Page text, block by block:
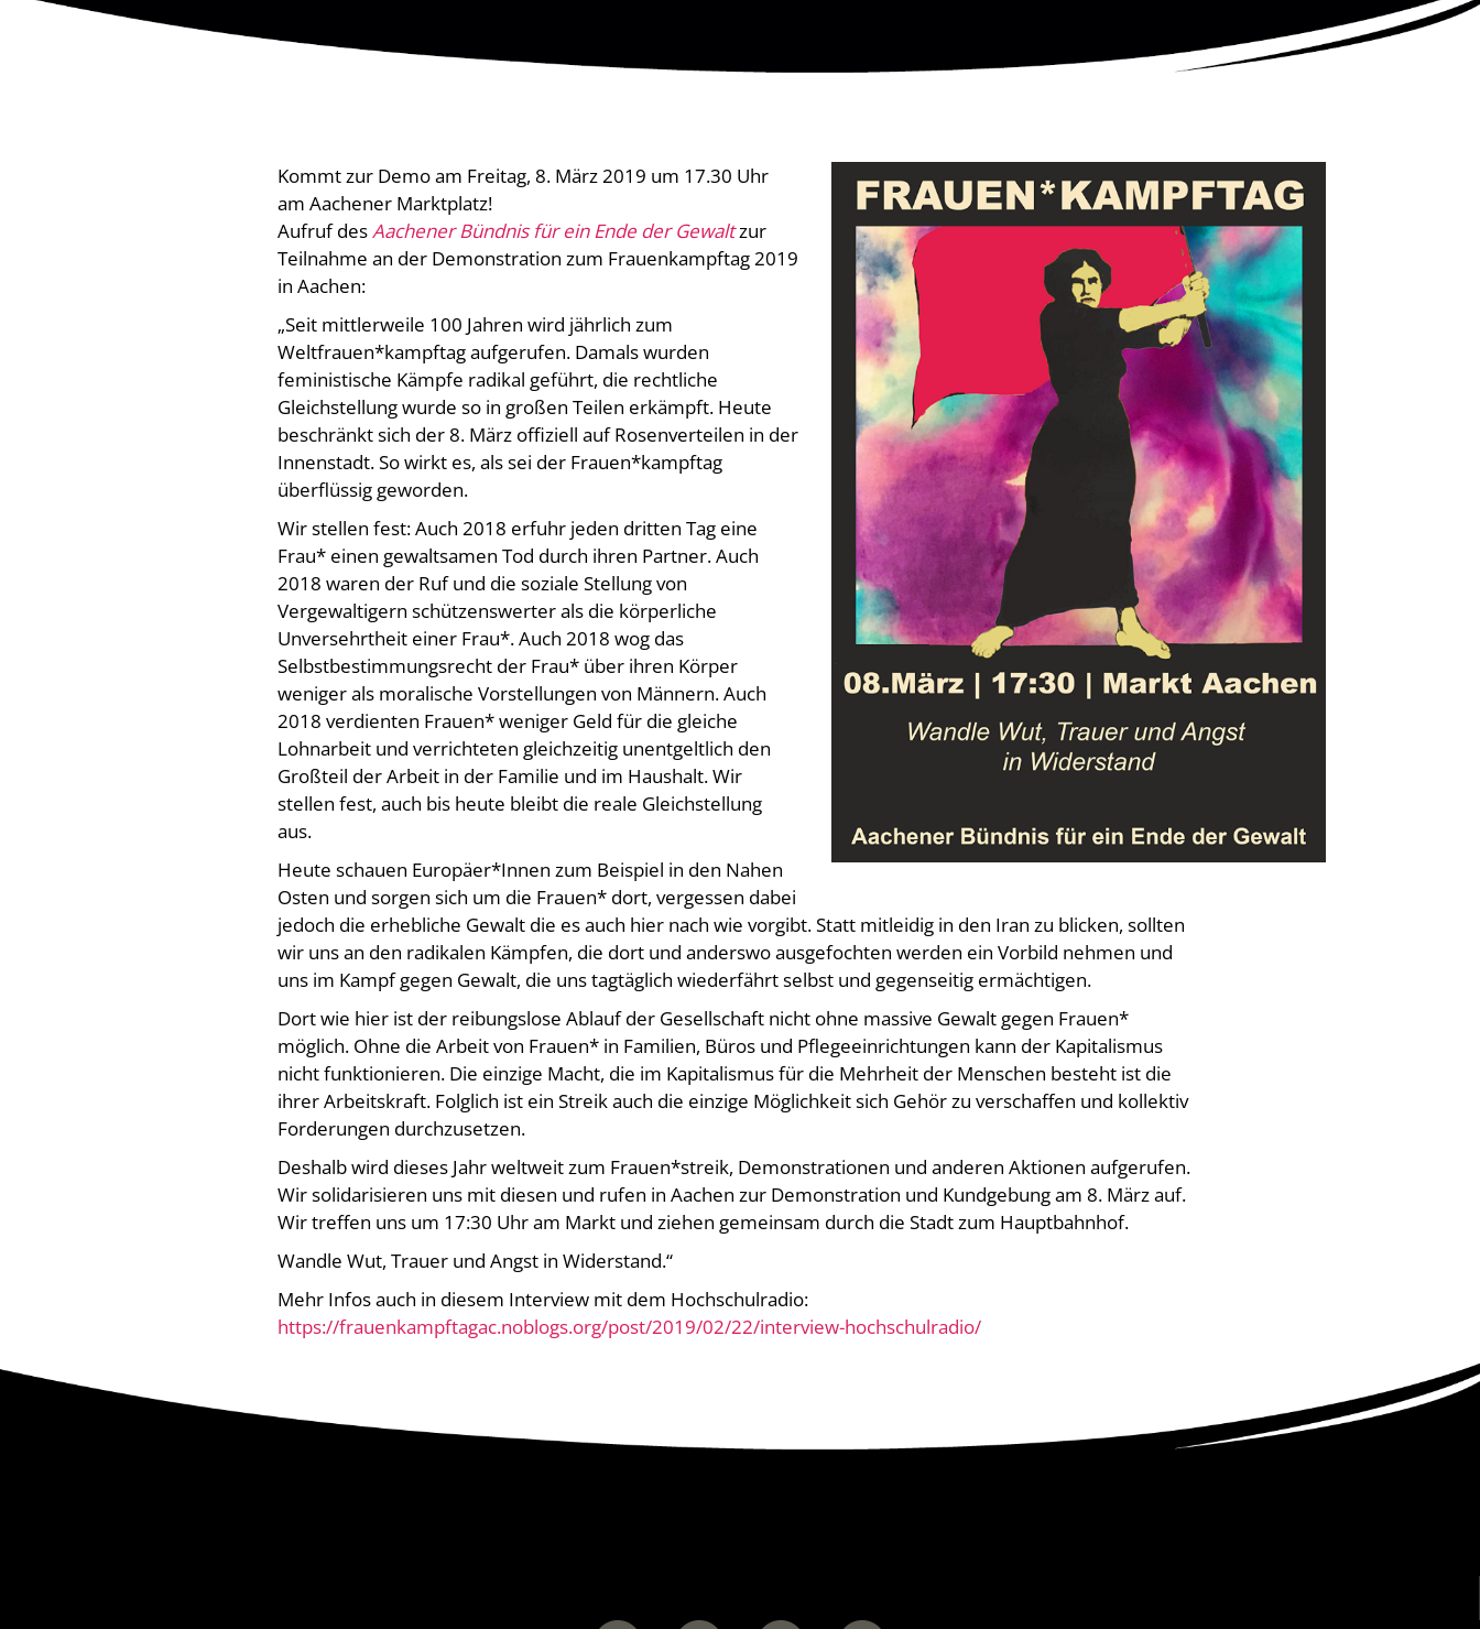
Kommt zur Demo am Freitag, 8. März 2019 um 17.30 Uhr
am Aachener Marktplatz!
Aufruf desAachener Bündnis für ein Ende der Gewaltzur
Teilnahme an der Demonstration zum Frauenkampftag 2019
in Aachen:
„Seit mittlerweile 100 Jahren wird jährlich zum
Weltfrauen*kampftag aufgerufen. Damals wurden
feministische Kämpfe radikal geführt, die rechtliche
Gleichstellung wurde so in großen Teilen erkämpft. Heute
beschränkt sich der 8. März offiziell auf Rosenverteilen in der
Innenstadt. So wirkt es, als sei der Frauen*kampftag
überflüssig geworden.
Wir stellen fest: Auch 2018 erfuhr jeden dritten Tag eine
Frau* einen gewaltsamen Tod durch ihren Partner. Auch
2018 waren der Ruf und die soziale Stellung von
Vergewaltigern schützenswerter als die körperliche
Unversehrtheit einer Frau*. Auch 2018 wog das
Selbstbestimmungsrecht der Frau* über ihren Körper
weniger als moralische Vorstellungen von Männern. Auch
2018 verdienten Frauen* weniger Geld für die gleiche
Lohnarbeit und verrichteten gleichzeitig unentgeltlich den
Großteil der Arbeit in der Familie und im Haushalt. Wir
stellen fest, auch bis heute bleibt die reale Gleichstellung
aus.
Heute schauen Europäer*Innen zum Beispiel in den Nahen
Osten und sorgen sich um die Frauen* dort, vergessen dabei
jedoch die erhebliche Gewalt die es auch hier nach wie vorgibt. Statt mitleidig in den Iran zu blicken, sollten
wir uns an den radikalen Kämpfen, die dort und anderswo ausgefochten werden ein Vorbild nehmen und
uns im Kampf gegen Gewalt, die uns tagtäglich wiederfährt selbst und gegenseitig ermächtigen.
Dort wie hier ist der reibungslose Ablauf der Gesellschaft nicht ohne massive Gewalt gegen Frauen*
möglich. Ohne die Arbeit von Frauen* in Familien, Büros und Pflegeeinrichtungen kann der Kapitalismus
nicht funktionieren. Die einzige Macht, die im Kapitalismus für die Mehrheit der Menschen besteht ist die
ihrer Arbeitskraft. Folglich ist ein Streik auch die einzige Möglichkeit sich Gehör zu verschaffen und kollektiv
Forderungen durchzusetzen.
Deshalb wird dieses Jahr weltweit zum Frauen*streik, Demonstrationen und anderen Aktionen aufgerufen.
Wir solidarisieren uns mit diesen und rufen in Aachen zur Demonstration und Kundgebung am 8. März auf.
Wir treffen uns um 17:30 Uhr am Markt und ziehen gemeinsam durch die Stadt zum Hauptbahnhof.
Wandle Wut, Trauer und Angst in Widerstand.“
Mehr Infos auch in diesem Interview mit dem Hochschulradio:
https://frauenkampftagac.noblogs.org/post/2019/02/22/interview-hochschulradio/